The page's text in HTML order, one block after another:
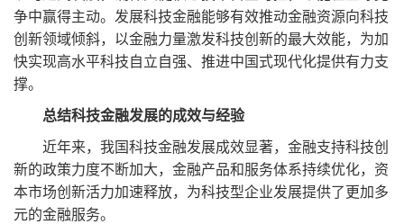
争中赢得主动。发展科技金融能够有效推动金融资源向科技
创新领域倾斜，以金融力量激发科技创新的最大效能，为加
快实现高水平科技自立自强、推进中国式现代化提供有力支
撑。
总结科技金融发展的成效与经验
近年来，我国科技金融发展成效显著，金融支持科技创
新的政策力度不断加大，金融产品和服务体系持续优化，资
本市场创新活力加速释放，为科技型企业发展提供了更加多
元的金融服务。